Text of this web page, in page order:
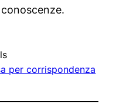
per corrispondenza